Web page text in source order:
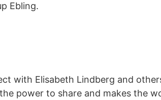
Ebling.
with Elisabeth Lindberg and
power to share and makes the